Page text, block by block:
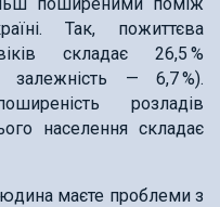
Так, пожиттєва
складає 26,5 %
— 6,7 %).
розладів
населення складає
маєте проблеми з